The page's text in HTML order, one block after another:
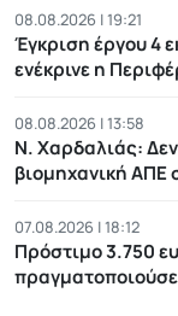
08.08.2026 | 19:21
Έγκριση έργου 4
ενέκρινε η
08.08.2026 | 13:58
Ν. Χαρδαλιάς: Δεν
βιομηχανική ΑΠΕ
07.08.2026 | 18:12
Πρόστιμο 3.750